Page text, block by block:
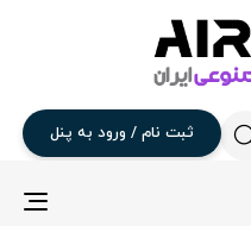
ثبت نام / ورود به پنل